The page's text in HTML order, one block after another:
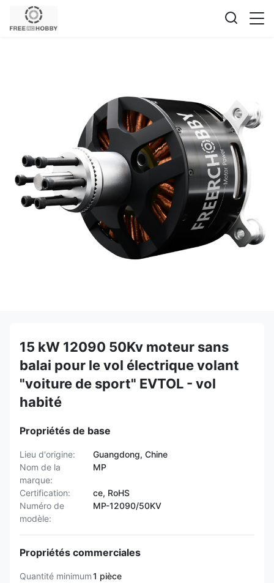
15 kW 12090 50Kv moteur sans
balai pour le vol électrique volant
"voiture de sport" EVTOL - vol
habité
Propriétés de base
Lieu d'origine:
Guangdong, Chine
Nom de la
marque:
MP
Certification:
ce, RoHS
Numéro de
modèle:
MP-12090/50KV
Propriétés commerciales
Quantité minimum1 pièce